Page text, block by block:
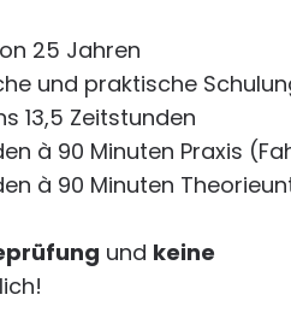
25 Jahren
und praktische
13,5 Zeitstunden
à 90 Minuten Praxis
à 90 Minuten
und keine